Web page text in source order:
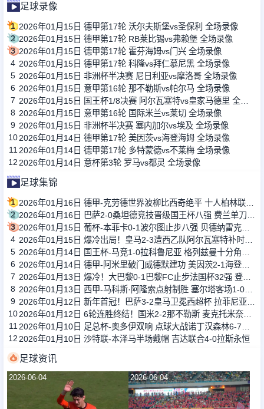
足球录像
1 2026年01月15日 德甲第17轮 沃尔夫斯堡vs圣保利 全场录像
2 2026年01月15日 德甲第17轮 RB莱比锡vs弗赖堡 全场录像
3 2026年01月15日 德甲第17轮 霍芬海姆vs门兴 全场录像
4 2026年01月15日 德甲第17轮 科隆vs拜仁慕尼黑 全场录像
5 2026年01月15日 非洲杯半决赛 尼日利亚vs摩洛哥 全场录像
6 2026年01月15日 意甲第16轮 那不勒斯vs帕尔马 全场录像
7
8 2026年01月15日 意甲第16轮 国际米兰vs莱切 全场录像
9 2026年01月15日 非洲杯半决赛 塞内加尔vs埃及 全场录像
102026年01月14日 德甲第17轮 美因茨vs海登海姆 全场录像
11 2026年01月14日 德甲第17轮 多特蒙德vs不莱梅 全场录像
12 2026年01月14日 意杯第3轮 罗马vs都灵 全场录像
足球集锦
1
2
3
4
5
6
7
8
9
10
11
12 2026年01月10日 沙特联-本泽马半场戴帽 吉达联合4-0拉斯永恒
足球资讯
2026-06-04 2026-06-04